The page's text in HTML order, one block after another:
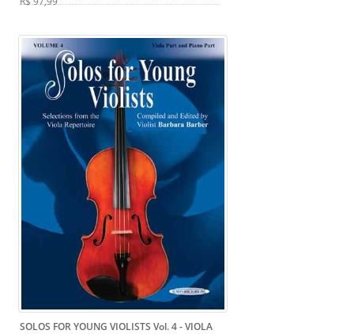
SOLOS FOR YOUNG VIOLISTS Vol. 4- VIOLA